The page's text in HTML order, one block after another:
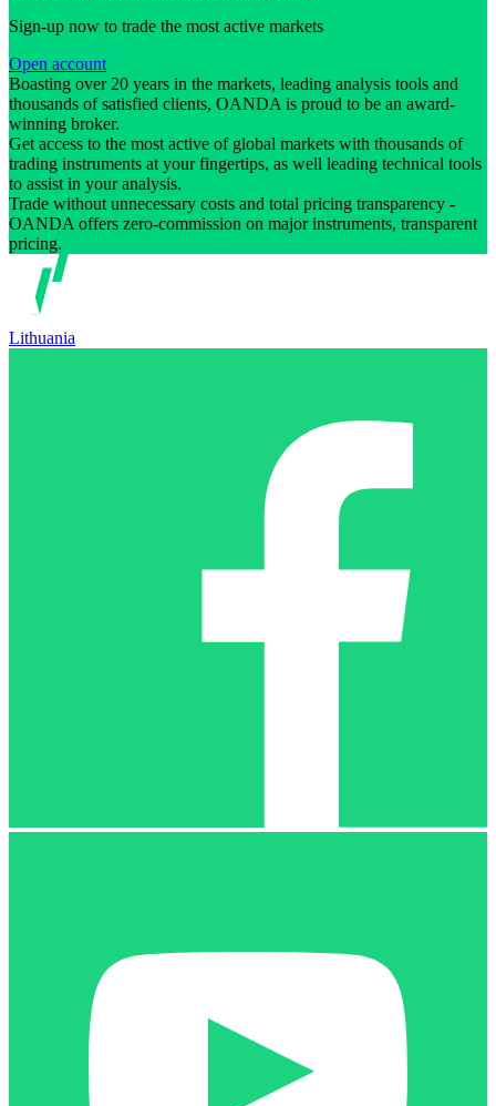
Sign-up now to trade the most active markets
Open account
Boasting over 20 years in the markets, leading analysis tools and
thousands of satisfied clients, OANDA is proud to be an award-
winning broker.
Get access to the most active of global markets with thousands of
trading instruments at your fingertips, as well leading technical tools
to assist in your analysis.
Trade without unnecessary costs and total pricing transparency -
OANDA offers zero-commission on major instruments, transparent
pricing.
Lithuania